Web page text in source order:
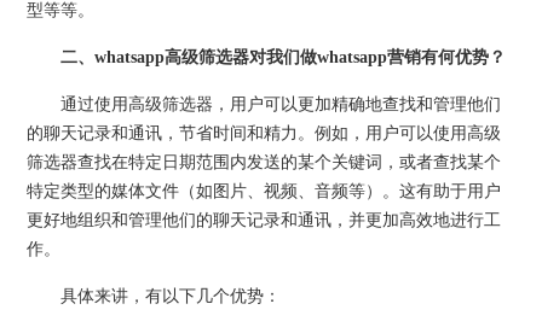
型等等。
二、whatsapp高级筛选器对我们做whatsapp营销有何优势？
通过使用高级筛选器，用户可以更加精确地查找和管理他们
的聊天记录和通讯，节省时间和精力。例如，用户可以使用高级
筛选器查找在特定日期范围内发送的某个关键词，或者查找某个
特定类型的媒体文件（如图片、视频、音频等）。这有助于用户
更好地组织和管理他们的聊天记录和通讯，并更加高效地进行工
作。
具体来讲，有以下几个优势：